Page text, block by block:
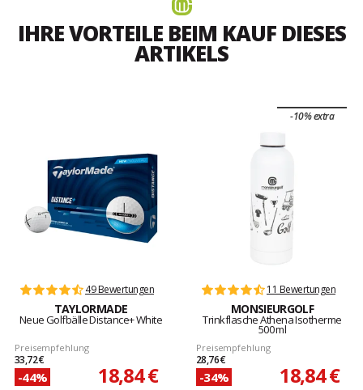
IHRE VORTEILE BEIM KAUF DIESES
ARTIKELS
49 Bewertungen
TAYLORMADE
Neue Golfbälle Distance+ White
Preisempfehlung
33,72 €
-44% 18,84 €
-10% extra
11 Bewertungen
MONSIEURGOLF
Trinkflasche Athena Isotherme
500 ml
Preisempfehlung
28,76 €
-34% 18,84 €